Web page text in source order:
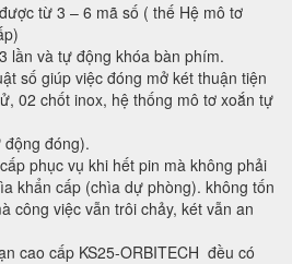
từ 3 – 6 mã số ( thế Hệ mô tơ
lần và tự động khóa bàn phím.
số giúp việc đóng mở két thuận tiện
02 chốt inox, hệ thống mô tơ xoắn tự
đóng).
phục vụ khi hết pin mà không phải
khẩn cấp (chìa dự phòng). không tốn
công việc vẫn trôi chảy, két vẫn an
cao cấp KS25-ORBITECH đều có